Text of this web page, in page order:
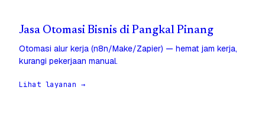
Jasa Otomasi Bisnis di Pangkal Pinang
Otomasi alur kerja (n8n/Make/Zapier) — hemat jam kerja,
kurangi pekerjaan manual.
Lihat layanan →